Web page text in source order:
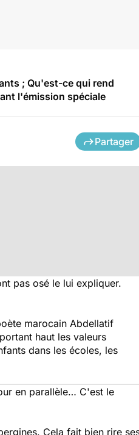
; Qu'est-ce qui rend
l'émission spéciale
Partager
pas osé le lui expliquer.
marocain Abdellatif
haut les valeurs
dans les écoles, les
en parallèle… C'est le
Cela fait bien rire